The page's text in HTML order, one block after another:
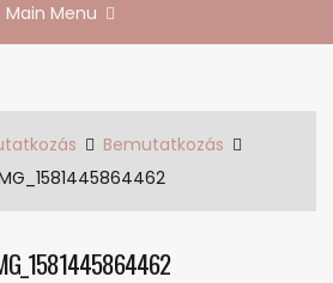
Main Menu
Bemutatkozás